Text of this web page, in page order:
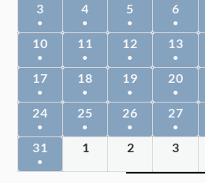
3
●
4
●
5
●
6
●
10
●
11
●
12
●
13
●
17
●
18
●
19
●
20
●
24
●
25
●
26
●
27
●
31
●
1 2 3